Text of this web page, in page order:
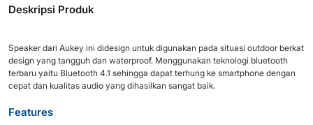
Deskripsi Produk
Speaker dari Aukey ini didesign untuk digunakan pada situasi outdoor berkat
design yang tangguh dan waterproof. Menggunakan teknologi bluetooth
terbaru yaitu Bluetooth 4.1 sehingga dapat terhung ke smartphone dengan
cepat dan kualitas audio yang dihasilkan sangat baik.
Features